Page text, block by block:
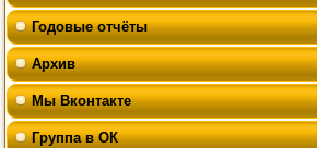
Годовые отчёты
Архив
Мы Вконтакте
Группа в ОК